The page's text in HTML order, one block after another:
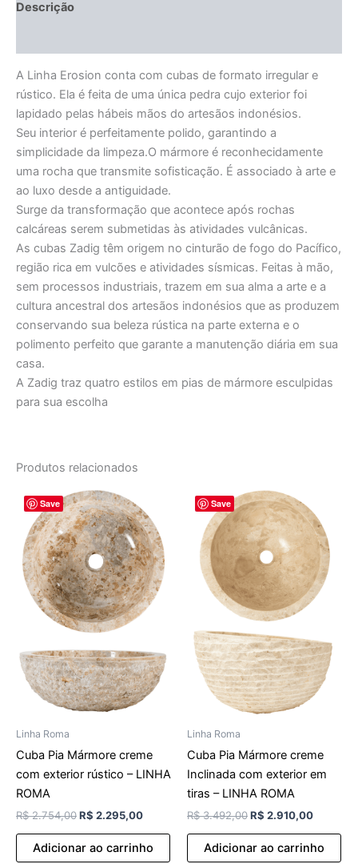
Descrição
A Linha Erosion conta com cubas de formato irregular e
rústico. Ela é feita de uma única pedra cujo exterior foi
lapidado pelas hábeis mãos do artesãos indonésios.
Seu interior é perfeitamente polido, garantindo a
simplicidade da limpeza.O mármore é reconhecidamente
uma rocha que transmite sofisticação. É associado à arte e
ao luxo desde a antiguidade.
Surge da transformação que acontece após rochas
calcáreas serem submetidas às atividades vulcânicas.
As cubas Zadig têm origem no cinturão de fogo do Pacífico,
região rica em vulcões e atividades sísmicas. Feitas à mão,
sem processos industriais, trazem em sua alma a arte e a
cultura ancestral dos artesãos indonésios que as produzem
conservando sua beleza rústica na parte externa e o
polimento perfeito que garante a manutenção diária em sua
casa.
A Zadig traz quatro estilos em pias de mármore esculpidas
para sua escolha
Produtos relacionados
Save
Linha Roma
Cuba Pia Mármore creme
com exterior rústico – LINHA
ROMA
R$2.754,00
O
preço
original
era:
R$ 2.754,00.
R$ 2.295,00
atual
é:
R$ 2.295,00.
Adicionar ao carrinho
Save
Linha Roma
Cuba Pia Mármore creme
Inclinada com exterior em
tiras – LINHA ROMA
R$3.492,00
O
preço
original
era:
R$ 3.492,00.
R$ 2.910,00
atual
é:
R$
Adicionar ao carrinho